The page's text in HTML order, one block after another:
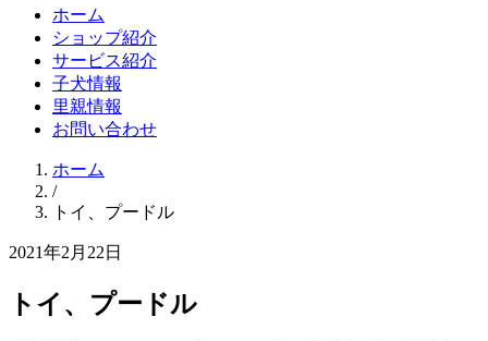
ホーム
ショップ紹介
サービス紹介
子犬情報
里親情報
お問い合わせ
ホーム
/
トイ、プードル
2021年2月22日
トイ、プードル